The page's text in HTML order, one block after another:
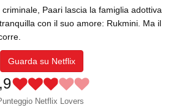
Paari lascia la famiglia adottiva
con il suo amore: Rukmini. Ma il
Guarda su Netflix
Netflix Lovers